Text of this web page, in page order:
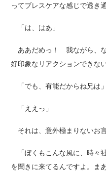
ってブレスケアな感じで透き
「は、はあ」
ああだめっ！ 我ながら、
好印象なリアクションできな
「でも、有能だからね兄は」
「ええっ」
それは、意外極まりないお
「ぼくもこんな風に、時々
を聞きに来てるんですよ。ま